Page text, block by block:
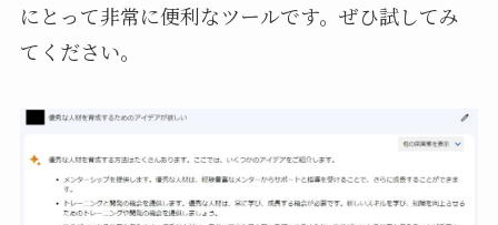
にとって非常に便利なツールです。ぜひ試してみ
てください。